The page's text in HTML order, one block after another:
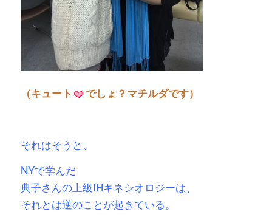
（キュート でしょ？マチルダです）
それはそうと、
NYで学んだ
典子さんの上級IHキネシオロジーは、
それとは逆のことが起きている。